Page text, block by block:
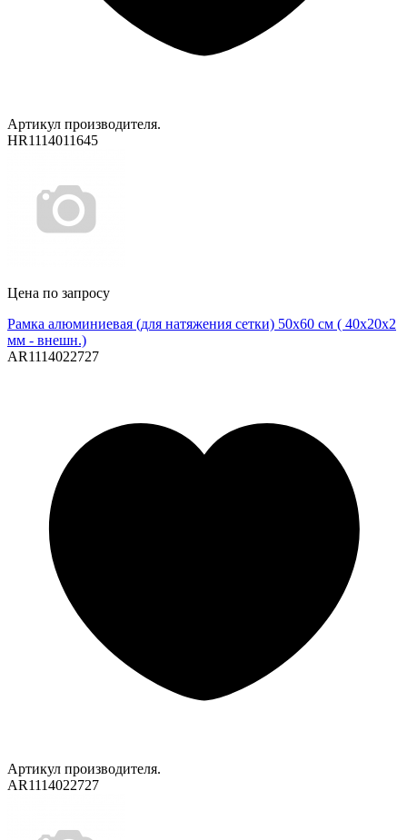
Артикул производителя.
HR1114011645
Цена по запросу
Рамка алюминиевая (для натяжения сетки) 50х60 см ( 40х20х2
мм - внешн.)
AR1114022727
Артикул производителя.
AR1114022727